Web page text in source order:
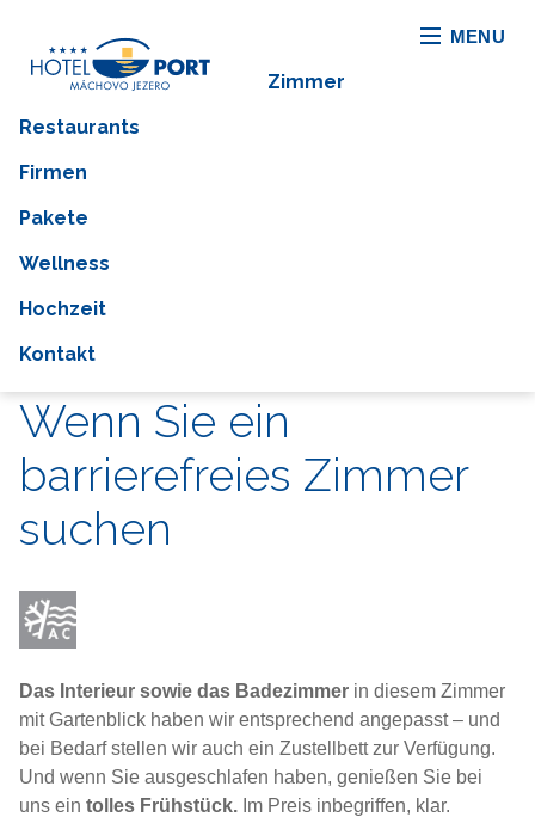
MENU
Zimmer
Restaurants
Firmen
Pakete
Wellness
Hochzeit
Kontakt
Wenn Sie ein
barrierefreies Zimmer
suchen
Das Interieur sowie das Badezimmer in diesem Zimmer
mit Gartenblick haben wir entsprechend angepasst – und
bei Bedarf stellen wir auch ein Zustellbett zur Verfügung.
Und wenn Sie ausgeschlafen haben, genießen Sie bei
uns ein tolles Frühstück. Im Preis inbegriffen, klar.